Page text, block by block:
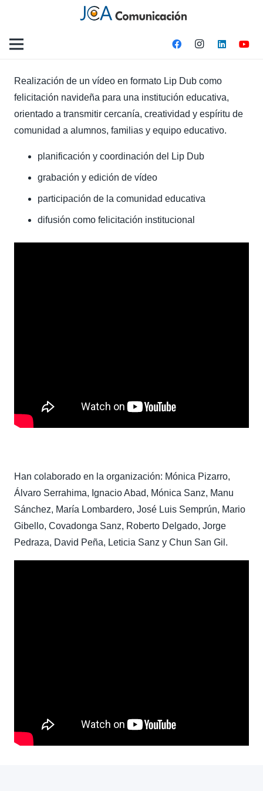
Realización de un vídeo en formato Lip Dub como
felicitación navideña para una institución educativa,
orientado a transmitir cercanía, creatividad y espíritu de
comunidad a alumnos, familias y equipo educativo.
planificación y coordinación del Lip Dub
grabación y edición de vídeo
participación de la comunidad educativa
difusión como felicitación institucional
Han colaborado en la organización: Mónica Pizarro,
Álvaro Serrahima, Ignacio Abad, Mónica Sanz, Manu
Sánchez, María Lombardero, José Luis Semprún, Mario
Gibello, Covadonga Sanz, Roberto Delgado, Jorge
Pedraza, David Peña, Leticia Sanz y Chun San Gil.